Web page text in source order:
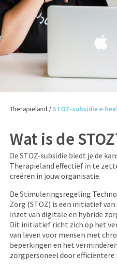
Therapieland / STOZ-subsidie e-
Wat is de
De STOZ-subsidie biedt je de
Therapieland effectief in te
creëren in jouw organisatie.
De Stimuleringsregeling
Zorg (STOZ) is een initiatief van
inzet van digitale en hybride
Dit initiatief richt zich op het
van leven voor mensen met
beperkingen en het
zorgpersoneel door efficiëntere